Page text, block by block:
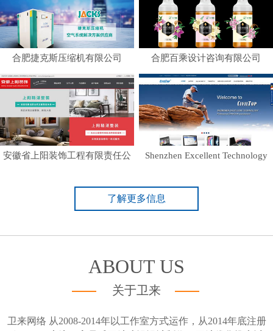
合肥捷克斯压缩机有限公司 合肥百乘设计咨询有限公司
安徽省上阳装饰工程有限责任公
Shenzhen Excellent Technology
了解更多信息
ABOUT US
关于卫来
卫来网络 从2008-2014年以工作室方式运作，从2014年底注册